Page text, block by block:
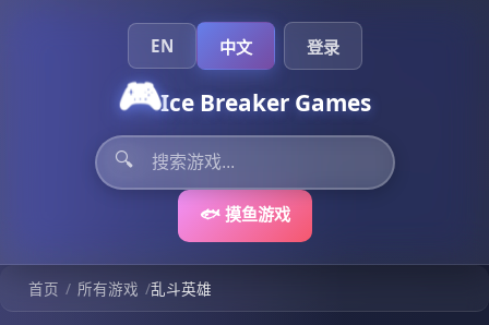
🎮Ice Breaker Games
🔍
🐟 摸鱼游戏
EN 中文 登录
首页 / 所有游戏 /乱斗英雄